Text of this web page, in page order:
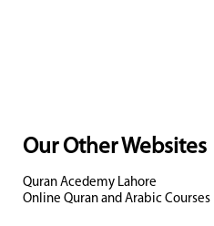
Our Other Websites
Quran Acedemy Lahore
Online Quran and Arabic Courses